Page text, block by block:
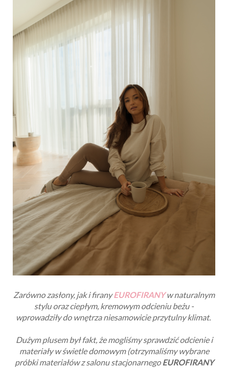
Zarówno zasłony, jak i firanyEUROFIRANYw naturalnym
stylu oraz ciepłym, kremowym odcieniu beżu -
wprowadziły do wnętrza niesamowicie przytulny klimat.
Dużym plusem był fakt, że mogliśmy sprawdzić odcienie i
materiały w świetle domowym (otrzymaliśmy wybrane
próbki materiałów zsalonu stacjonarnegoEUROFIRANY